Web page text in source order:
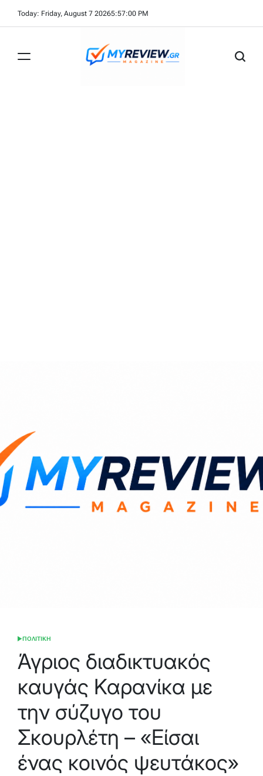
Today: Friday, August 7 20265:57:01 PM
POSTED
ΠΟΛΙΤΙΚΗ
Άγριος διαδικτυακός
καυγάς Καρανίκα με
την σύζυγο του
Σκουρλέτη – «Είσαι
ένας κοινός ψευτάκος»